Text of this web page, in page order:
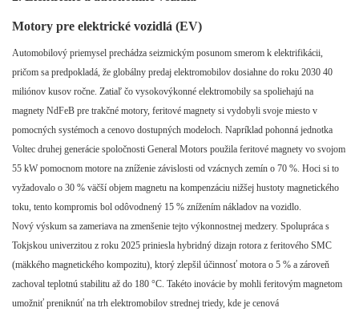
Motory pre elektrické vozidlá (EV)
Automobilový priemysel prechádza seizmickým posunom smerom k elektrifikácii,
pričom sa predpokladá, že globálny predaj elektromobilov dosiahne do roku 2030 40
miliónov kusov ročne. Zatiaľ čo vysokovýkonné elektromobily sa spoliehajú na
magnety NdFeB pre trakčné motory, feritové magnety si vydobyli svoje miesto v
pomocných systémoch a cenovo dostupných modeloch. Napríklad pohonná jednotka
Voltec druhej generácie spoločnosti General Motors použila feritové magnety vo svojom
55 kW pomocnom motore na zníženie závislosti od vzácnych zemín o 70 %. Hoci si to
vyžadovalo o 30 % väčší objem magnetu na kompenzáciu nižšej hustoty magnetického
toku, tento kompromis bol odôvodnený 15 % znížením nákladov na vozidlo.
Nový výskum sa zameriava na zmenšenie tejto výkonnostnej medzery. Spolupráca s
Tokjskou univerzitou z roku 2025 priniesla hybridný dizajn rotora z feritového SMC
(mäkkého magnetického kompozitu), ktorý zlepšil účinnosť motora o 5 % a zároveň
zachoval teplotnú stabilitu až do 180 °C. Takéto inovácie by mohli feritovým magnetom
umožniť preniknúť na trh elektromobilov strednej triedy, kde je cenová